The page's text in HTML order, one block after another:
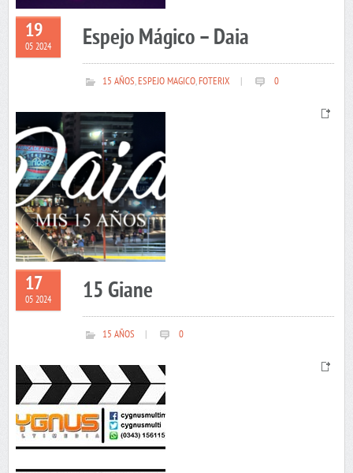
19
05 2024 Espejo Mágico – Daia
15 AÑOS,ESPEJO MAGICO,FOTERIX 0
17
05 2024 15 Giane
15 AÑOS 0